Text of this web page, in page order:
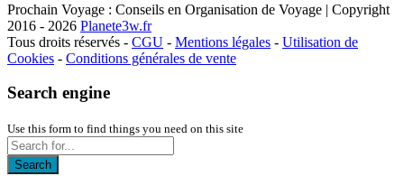
Prochain Voyage : Conseils en Organisation de Voyage | Copyright
2016 - 2026 Planete3w.fr
Tous droits réservés - CGU - Mentions légales - Utilisation de
Cookies - Conditions générales de vente
Search engine
Use this form to find things you need on this site
Search